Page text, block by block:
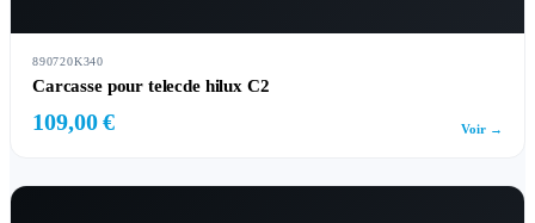
890720K340
Carcasse pour telecde hilux C2
109,00 € Voir →